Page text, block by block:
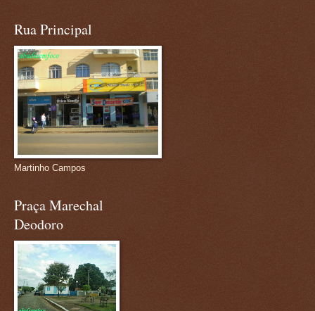
Rua Principal
Martinho Campos
Praça Marechal
Deodoro